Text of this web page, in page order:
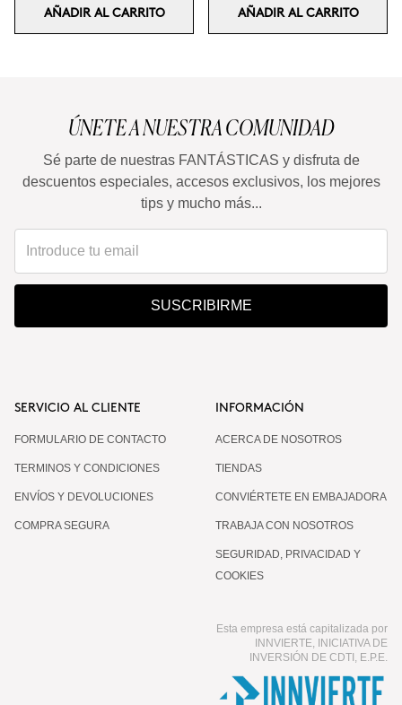
AÑADIR AL CARRITO AÑADIR AL CARRITO
ÚNETE A NUESTRA COMUNIDAD
Sé parte de nuestras FANTÁSTICAS y disfruta de
descuentos especiales, accesos exclusivos, los mejores
tips y mucho más...
SUSCRIBIRME
SERVICIO AL CLIENTE
FORMULARIO DE CONTACTO
TERMINOS Y CONDICIONES
ENVÍOS Y DEVOLUCIONES
COMPRA SEGURA
INFORMACIÓN
ACERCA DE NOSOTROS
TIENDAS
CONVIÉRTETE EN EMBAJADORA
TRABAJA CON NOSOTROS
SEGURIDAD, PRIVACIDAD Y
COOKIES
Esta empresa está capitalizada por
INNVIERTE, INICIATIVA DE
INVERSIÓN DE CDTI, E.P.E.